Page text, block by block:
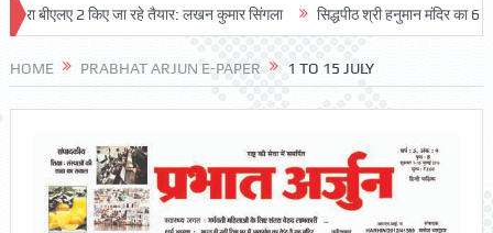
2 किए जा रहे तैयार: लखन कुमार सिंगला सिद्धपीठ श्री हनुमान मंदिर का 68वां
HOME PRABHAT ARJUN E-PAPER 1 TO 15 JULY